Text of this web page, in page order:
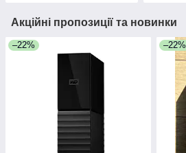
Акційні пропозиції та новинки
–22% –22%